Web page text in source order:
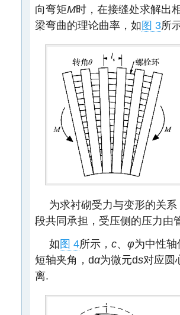
向弯矩M时，在接缝处求解出
梁弯曲的理论曲率，如图 3所
为求衬砌受力与变形的关
段共同承担，受压侧的压力由
如图 4所示， c、 φ为中性
短轴夹角，dα为微元ds对应圆
离.